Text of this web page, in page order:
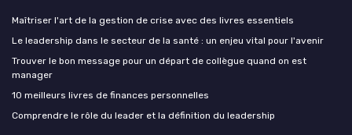
Maîtriser l'art de la gestion de crise avec des livres essentiels
Le leadership dans le secteur de la santé : un enjeu vital pour l'avenir
Trouver le bon message pour un départ de collègue quand on est
manager
10 meilleurs livres de finances personnelles
Comprendre le rôle du leader et la définition du leadership